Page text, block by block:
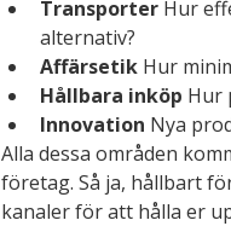
Transporter Hur
alternativ?
Affärsetik Hur
Hållbara inköp Hur
Innovation Nya
Alla dessa områden
företag. Så ja, hållbart
kanaler för att hålla er